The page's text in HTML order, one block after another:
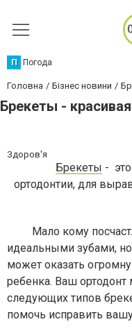
П Погода
Головна Бізнес новини
Брекеты -
Здоров'я
Брекеты -
ортодонтии, для
Мало кому
идеальными зубами,
может оказать
ребенка. Ваш
следующих типов
помочь исправить